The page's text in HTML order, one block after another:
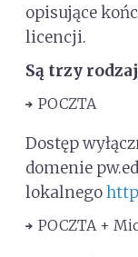
opisujące
licencji.
Są trzy
POCZTA
Dostęp
domenie
lokalnego
POCZTA +